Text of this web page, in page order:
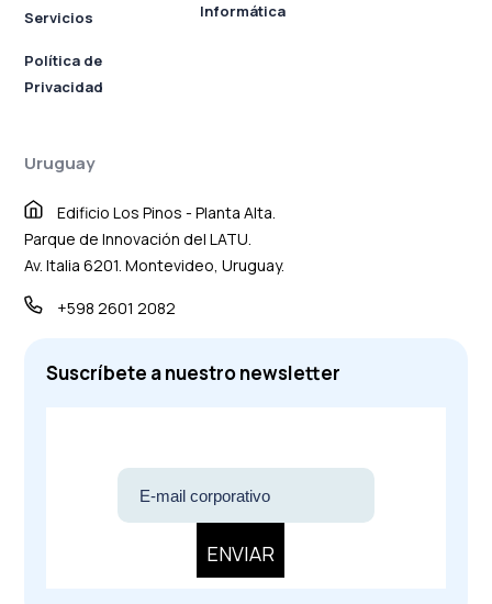
Servicios
Política de
Privacidad
Informática
Uruguay
Edificio Los Pinos - Planta Alta.
Parque de Innovación del LATU.
Av. Italia 6201. Montevideo, Uruguay.
+598 2601 2082
Suscríbete a nuestro newsletter
ENVIAR